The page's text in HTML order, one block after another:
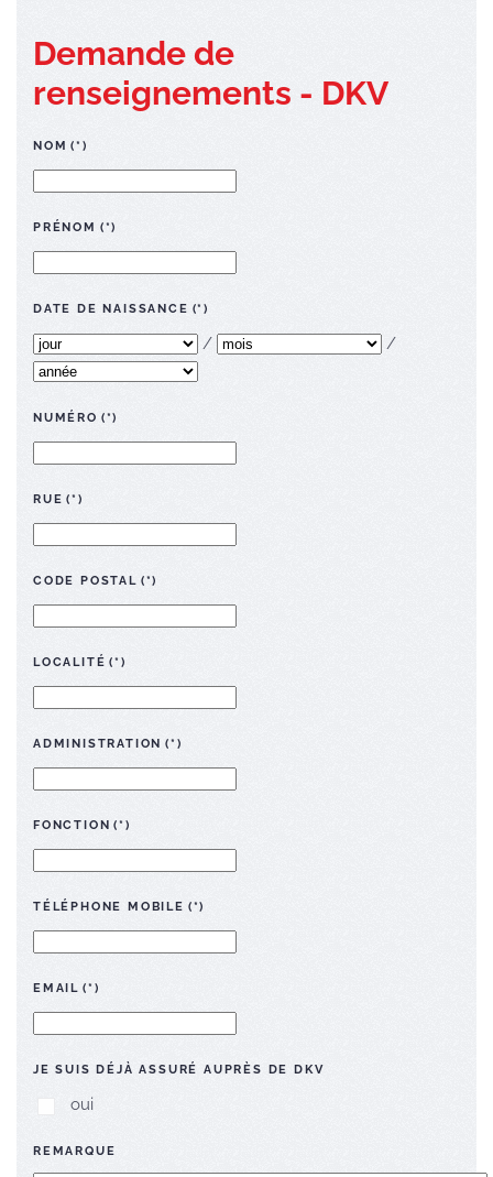
Demande de
renseignements - DKV
NOM (*)
PRÉNOM (*)
DATE DE NAISSANCE (*)
/ /
NUMÉRO (*)
RUE (*)
CODE POSTAL (*)
LOCALITÉ (*)
ADMINISTRATION (*)
FONCTION (*)
TÉLÉPHONE MOBILE (*)
EMAIL (*)
JE SUIS DÉJÀ ASSURÉ AUPRÈS DE DKV
oui
REMARQUE